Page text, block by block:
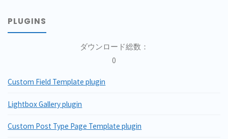
PLUGINS
ダウンロード総数：
0
Custom Field Template plugin
Lightbox Gallery plugin
Custom Post Type Page Template plugin